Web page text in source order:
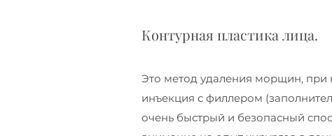
Контурная пластика лица.
Это метод удаления морщин, при
инъекция с филлером
очень быстрый и безопасный